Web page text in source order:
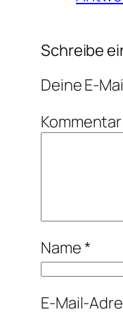
Schreibe
Deine E-
Name*
E-Mail-